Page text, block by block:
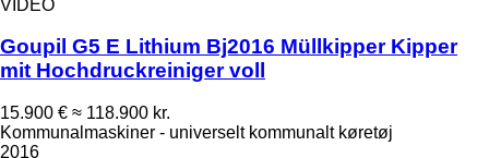
VIDEO
Goupil G5 E Lithium Bj2016 Müllkipper Kipper
mit Hochdruckreiniger voll
15.900 € ≈ 118.900 kr.
Kommunalmaskiner - universelt kommunalt køretøj
2016